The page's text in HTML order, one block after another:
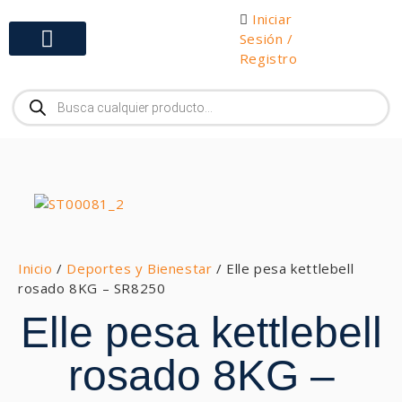
Iniciar
Sesión /
Registro
Inicio / Deportes y Bienestar / Elle pesa kettlebell
rosado 8KG – SR8250
Elle pesa kettlebell
rosado 8KG –